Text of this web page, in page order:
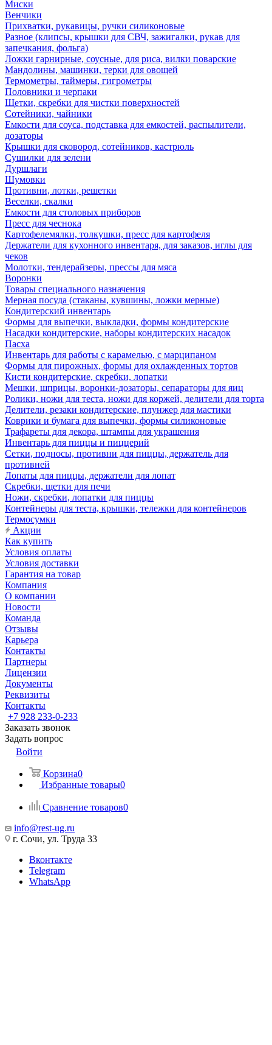
Миски
Венчики
Прихватки, рукавицы, ручки силиконовые
Разное (клипсы, крышки для СВЧ, зажигалки, рукав для
запечкания, фольга)
Ложки гарнирные, соусные, для риса, вилки поварские
Мандолины, машинки, терки для овощей
Термометры, таймеры, гигрометры
Половники и черпаки
Щетки, скребки для чистки поверхностей
Сотейники, чайники
Емкости для соуса, подставка для емкостей, распылители,
дозаторы
Крышки для сковород, сотейников, кастрюль
Сушилки для зелени
Дуршлаги
Шумовки
Противни, лотки, решетки
Веселки, скалки
Емкости для столовых приборов
Пресс для чеснока
Картофелемялки, толкушки, пресс для картофеля
Держатели для кухонного инвентаря, для заказов, иглы для
чеков
Молотки, тендерайзеры, прессы для мяса
Воронки
Товары специального назначения
Мерная посуда (стаканы, кувшины, ложки мерные)
Кондитерский инвентарь
Формы для выпечки, выкладки, формы кондитерские
Насадки кондитерские, наборы кондитерских насадок
Пасха
Инвентарь для работы с карамелью, с марципаном
Формы для пирожных, формы для охлажденных тортов
Кисти кондитерские, скребки, лопатки
Мешки, шприцы, воронки-дозаторы, сепараторы для яиц
Ролики, ножи для теста, ножи для коржей, делители для торта
Делители, резаки кондитерские, плунжер для мастики
Коврики и бумага для выпечки, формы силиконовые
Трафареты для декора, штампы для украшения
Инвентарь для пиццы и пиццерий
Сетки, подносы, противни для пиццы, держатель для
противней
Лопаты для пиццы, держатели для лопат
Скребки, щетки для печи
Ножи, скребки, лопатки для пиццы
Контейнеры для теста, крышки, тележки для контейнеров
Термосумки
Акции
Как купить
Условия оплаты
Условия доставки
Гарантия на товар
Компания
О компании
Новости
Команда
Отзывы
Карьера
Контакты
Партнеры
Лицензии
Документы
Реквизиты
Контакты
+7 928 233-0-233
Заказать звонок
Задать вопрос
Войти
Корзина0
Избранные товары0
Сравнение товаров0
info@rest-ug.ru
г. Сочи, ул. Труда 33
Вконтакте
Telegram
WhatsApp